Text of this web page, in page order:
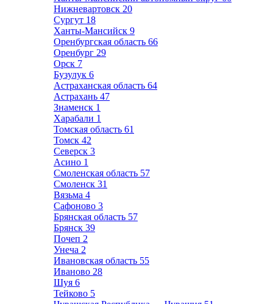
Нижневартовск 20
Сургут 18
Ханты-Мансийск 9
Оренбургская область 66
Оренбург 29
Орск 7
Бузулук 6
Астраханская область 64
Астрахань 47
Знаменск 1
Харабали 1
Томская область 61
Томск 42
Северск 3
Асино 1
Смоленская область 57
Смоленск 31
Вязьма 4
Сафоново 3
Брянская область 57
Брянск 39
Почеп 2
Унеча 2
Ивановская область 55
Иваново 28
Шуя 6
Тейково 5